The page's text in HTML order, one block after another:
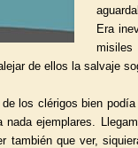
Era
de ellos la salvaje
los clérigos bien
ejemplares.
también que ver,